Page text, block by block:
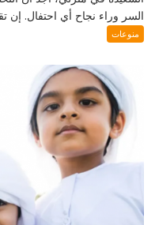
السر وراء نجاح أي احتفال. إن
منوعات